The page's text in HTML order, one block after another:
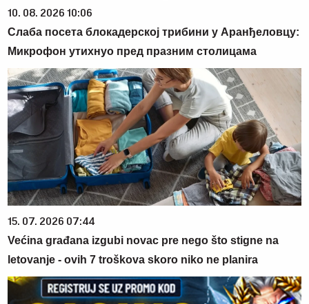
10. 08. 2026 10:06
Слаба посета блокадерској трибини у Аранђеловцу:
Микрофон утихнуо пред празним столицама
15. 07. 2026 07:44
Većina građana izgubi novac pre nego što stigne na
letovanje - ovih 7 troškova skoro niko ne planira